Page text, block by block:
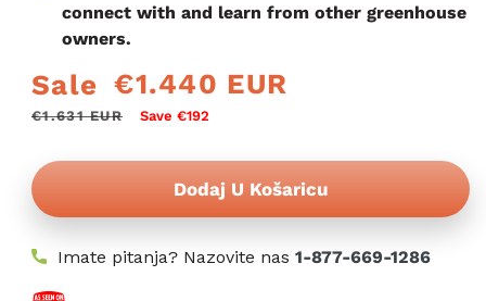
connect with and learn from other greenhouse
owners.
Redovna
cijena
€1.631 EUR Save €192
Sale
Prodajna
cijena
€1.440 EUR
Dodaj U Košaricu
Imate pitanja? Nazovite nas 1-877-669-1286